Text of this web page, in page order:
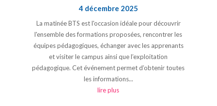
4 décembre 2025
La matinée BTS est l'occasion idéale pour découvrir
l'ensemble des formations proposées, rencontrer les
équipes pédagogiques, échanger avec les apprenants
et visiter le campus ainsi que l’exploitation
pédagogique. Cet événement permet d’obtenir toutes
les informations...
lire plus